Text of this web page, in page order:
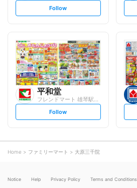
s
o
w
Follow
平和堂
フレンドマート 雄琴駅前店
s
l
o
Follow
Home ファミリーマート 大原三千院
Notice Help Privacy Policy Terms and Conditions